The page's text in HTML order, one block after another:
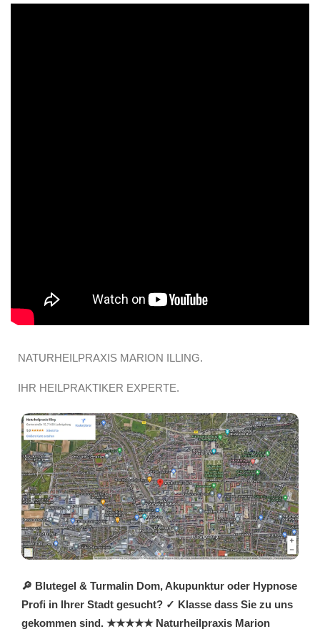
NATURHEILPRAXIS MARION ILLING.
IHR HEILPRAKTIKER EXPERTE.
🔎 Blutegel & Turmalin Dom, Akupunktur oder Hypnose
Profi in Ihrer Stadt gesucht? ✓ Klasse dass Sie zu uns
gekommen sind. ★★★★★ Naturheilpraxis Marion